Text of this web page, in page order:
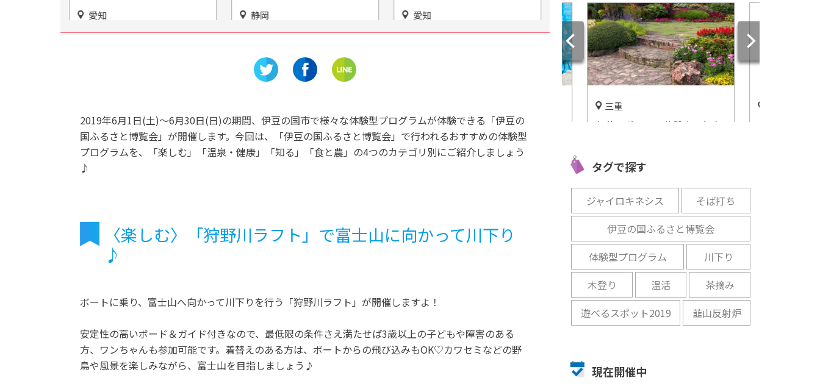
愛知
Rooftop la boca 完全個室 一
静岡
「なぜこうなるんだろう？」
も!?
愛知
「クラフト餃子フェス®︎
愛知
「豊臣出世物語 ―天下の宴
―」名古屋プリンスホテル ス
カイタワーで販売
【今切体験の里】冬
小屋が大盛況！魚介
むスポット！
2019年6月1日(土)〜6月30日(日)の期間、伊豆の国市で様々な体験型プログラムが体験できる「伊豆の
国ふるさと博覧会」が開催します。今回は、「伊豆の国ふるさと博覧会」で行われるおすすめの体験型
プログラムを、「楽しむ」「温泉・健康」「知る」「食と農」の4つのカテゴリ別にご紹介しましょう
♪
〈楽しむ〉「狩野川ラフト」で富士山に向かって川下り
♪
ボートに乗り、富士山へ向かって川下りを行う「狩野川ラフト」が開催しますよ！
安定性の高いボード＆ガイド付きなので、最低限の条件さえ満たせば3歳以上の子どもや障害のある
方、ワンちゃんも参加可能です。着替えのある方は、ボートからの飛び込みもOK♡カワセミなどの野
鳥や風景を楽しみながら、富士山を目指しましょう♪
愛知
「互いの森」愛知県豊田市に
グランドオープン
下田海中水族館 海洋性哺乳
類とふれあえるレア体験！
開催中
三重
お花、グルメ、体験♪一年を
開催中
タグで探す
ジャイロキネシス
そば打ち
伊豆の国ふるさと博覧会
体験型プログラム
川下り
木登り
温活
茶摘み
遊べるスポット2019
韮山反射炉
現在開催中